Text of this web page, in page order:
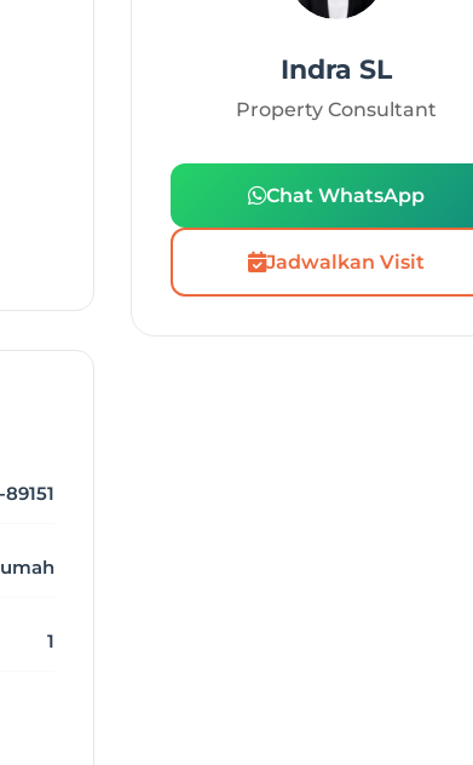
1
Indra SL
Property Consultant
Chat WhatsApp
Jadwalkan Visit